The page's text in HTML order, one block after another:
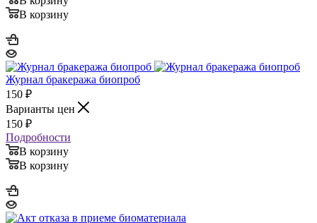
В корзину
Журнал бракеража биопроб
150 ₽
Варианты цен
150 ₽
Подробности
В корзину
В корзину